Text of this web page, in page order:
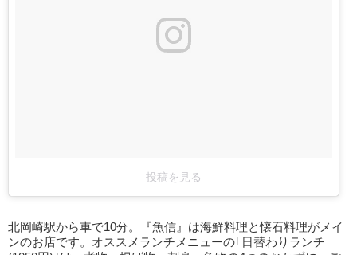
投稿を見る
北岡崎駅から車で10分。『魚信』は海鮮料理と懐石料理がメイ
ンのお店です。オススメランチメニューの｢日替わりランチ